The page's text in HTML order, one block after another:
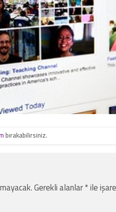
bırakabilirsiniz.
Gerekli alanlar*ile